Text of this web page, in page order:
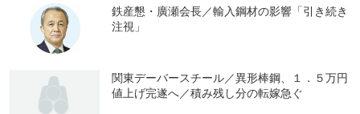
鉄産懇・廣瀬会長／輸入鋼材の影響「引き続き
注視」
関東デーバースチール／異形棒鋼、１．５万円
値上げ完遂へ／積み残し分の転嫁急ぐ